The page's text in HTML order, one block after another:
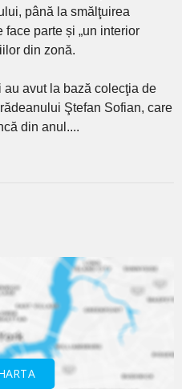
până la smălţuirea
parte și „un interior
din zonă.
avut la bază colecţia de
Ştefan Sofian, care
din anul....